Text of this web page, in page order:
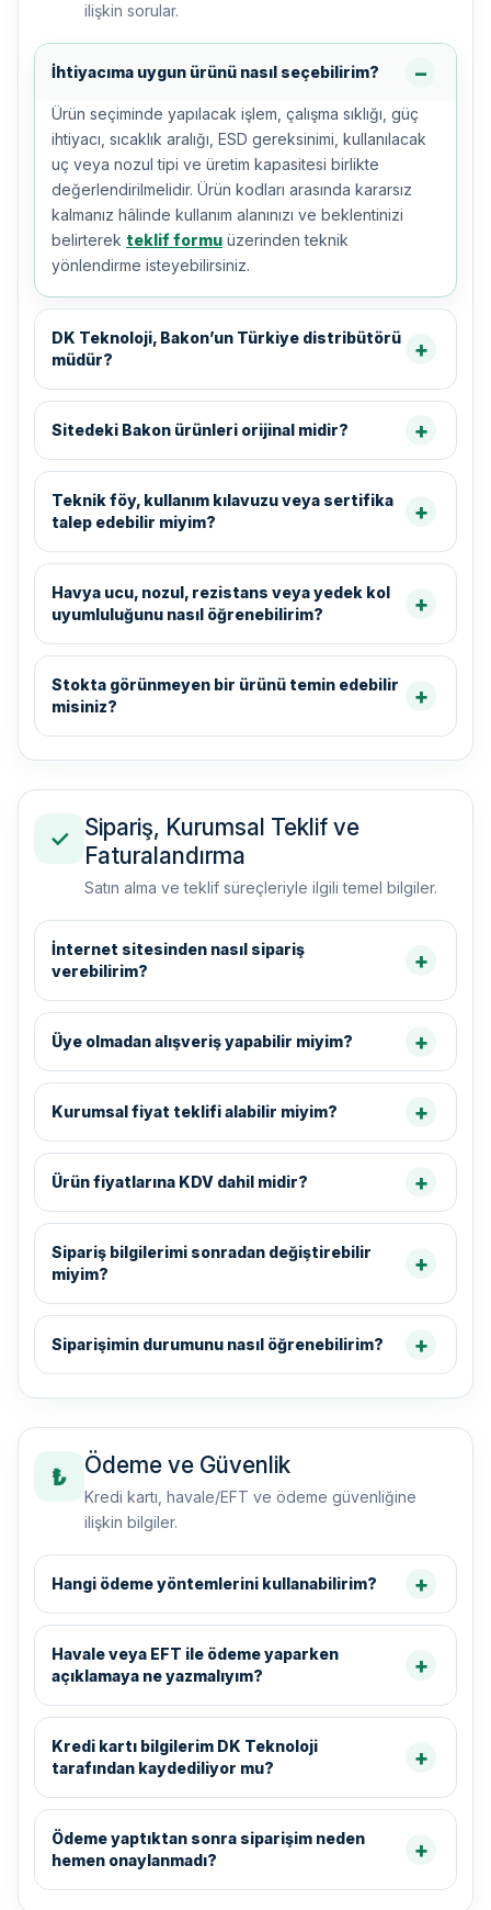
ilişkin sorular.
İhtiyacıma uygun ürünü nasıl seçebilirim?
Ürün seçiminde yapılacak işlem, çalışma sıklığı, güç
ihtiyacı, sıcaklık aralığı, ESD gereksinimi, kullanılacak
uç veya nozul tipi ve üretim kapasitesi birlikte
değerlendirilmelidir. Ürün kodları arasında kararsız
kalmanız hâlinde kullanım alanınızı ve beklentinizi
belirterek teklif formu üzerinden teknik
yönlendirme isteyebilirsiniz.
DK Teknoloji, Bakon’un Türkiye distribütörü
müdür?
Sitedeki Bakon ürünleri orijinal midir?
Teknik föy, kullanım kılavuzu veya sertifika
talep edebilir miyim?
Havya ucu, nozul, rezistans veya yedek kol
uyumluluğunu nasıl öğrenebilirim?
Stokta görünmeyen bir ürünü temin edebilir
misiniz?
✓ Sipariş, Kurumsal Teklif ve
Faturalandırma
Satın alma ve teklif süreçleriyle ilgili temel bilgiler.
İnternet sitesinden nasıl sipariş
verebilirim?
Üye olmadan alışveriş yapabilir miyim?
Kurumsal fiyat teklifi alabilir miyim?
Ürün fiyatlarına KDV dahil midir?
Sipariş bilgilerimi sonradan değiştirebilir
miyim?
Siparişimin durumunu nasıl öğrenebilirim?
₺ Ödeme ve Güvenlik
Kredi kartı, havale/EFT ve ödeme güvenliğine
ilişkin bilgiler.
Hangi ödeme yöntemlerini kullanabilirim?
Havale veya EFT ile ödeme yaparken
açıklamaya ne yazmalıyım?
Kredi kartı bilgilerim DK Teknoloji
tarafından kaydediliyor mu?
Ödeme yaptıktan sonra siparişim neden
hemen onaylanmadı?